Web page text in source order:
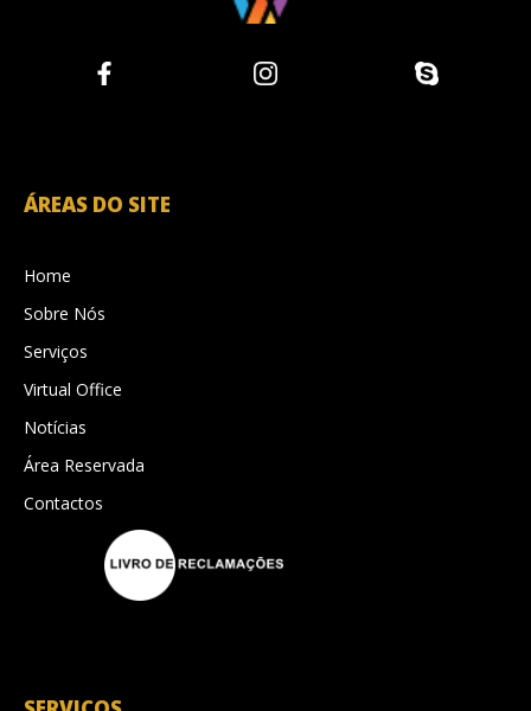
ÁREAS DO SITE
Home
Sobre Nós
Serviços
Virtual Office
Notícias
Área Reservada
Contactos